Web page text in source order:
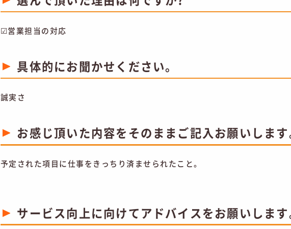
☑営業担当の対応
具体的にお聞かせください。
誠実さ
お感じ頂いた内容をそのままご記入お願いしま
予定された項目に仕事をきっちり済ませられたこと。
サービス向上に向けてアドバイスをお願いしま